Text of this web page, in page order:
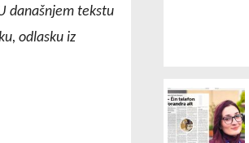
današnjem tekstu
odlasku iz